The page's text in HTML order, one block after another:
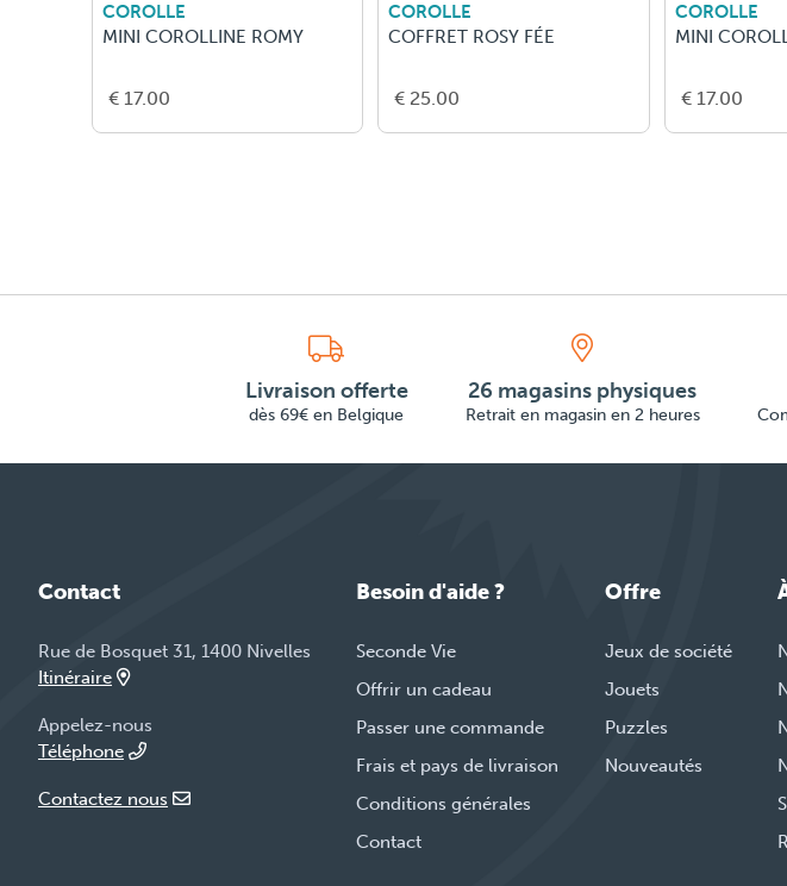
COROLLE
MINI COROLLINE ROMY
€ 17.00
COROLLE
COFFRET ROSY FÉE
€ 25.00
COROLLE
MINI
€ 17.00
Livraison offerte
dès 69€ en Belgique
26 magasins physiques
Retrait en magasin en 2 heures
Contact
Rue de Bosquet 31, 1400 Nivelles
Itinéraire
Appelez-nous
Téléphone
Contactez nous
Besoin d'aide ?
Seconde Vie
Offrir un cadeau
Passer une commande
Frais et pays de livraison
Conditions générales
Contact
Offre
Jeux de société
Jouets
Puzzles
Nouveautés